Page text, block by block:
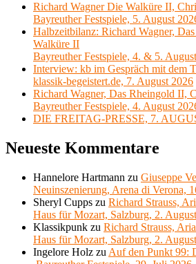
Richard Wagner Die Walküre II,
Bayreuther Festspiele, 5. August
Halbzeitbilanz: Richard Wagner,
Walküre II
Bayreuther Festspiele, 4. & 5.
Interview: kb im Gespräch mit dem
klassik-begeistert.de, 7. August 2026
Richard Wagner, Das Rheingold II,
Bayreuther Festspiele, 4. August
DIE FREITAG-PRESSE, 7.
Neueste Kommentare
Hannelore Hartmann zu Giuseppe
Neuinszenierung, Arena di Verona,
Sheryl Cupps zu Richard Strauss,
Haus für Mozart, Salzburg, 2.
Klassikpunk zu Richard Strauss,
Haus für Mozart, Salzburg, 2.
Ingelore Holz zu Auf den Punkt 99: